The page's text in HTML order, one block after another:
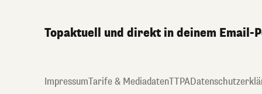
Topaktuell und direkt in deinem
ImpressumTarife & MediadatenTTPA